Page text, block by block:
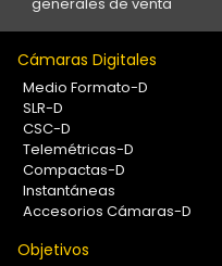
Cámaras Digitales
Medio Formato-D
SLR-D
CSC-D
Telemétricas-D
Compactas-D
Instantáneas
Accesorios Cámaras-D
Objetivos